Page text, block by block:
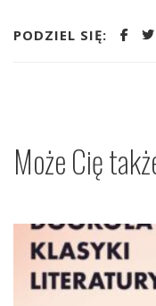
PODZIEL SIĘ:
Może Cię